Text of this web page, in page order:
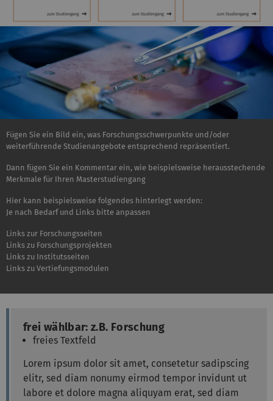
Fügen Sie ein Bild ein, was Forschungsschwerpunkte und/oder
weiterführende Studienangebote entsprechend repräsentiert.
Dann fügen Sie ein Kommentar ein, wie beispielsweise herausstechende
Merkmale für Ihren Masterstudiengang
Hier kann beispielsweise folgendes hinterlegt werden:
Je nach Bedarf und Links bitte anpassen
Links zur Forschungsseiten
Links zu Forschungsprojekten
Links zu Institutsseiten
Links zu Vertiefungsmodulen
frei wählbar: z.B. Forschung
freies Textfeld
Lorem ipsum dolor sit amet, consetetur sadipscing
elitr, sed diam nonumy eirmod tempor invidunt ut
labore et dolore magna aliquyam erat, sed diam